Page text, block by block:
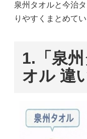
泉州タオルと今治
りやすくまとめてい
1. 「泉
オル 違